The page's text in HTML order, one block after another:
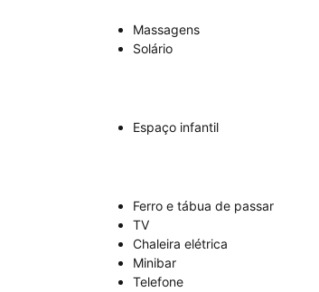
Massagens
Solário
Espaço infantil
Ferro e tábua de passar
TV
Chaleira elétrica
Minibar
Telefone